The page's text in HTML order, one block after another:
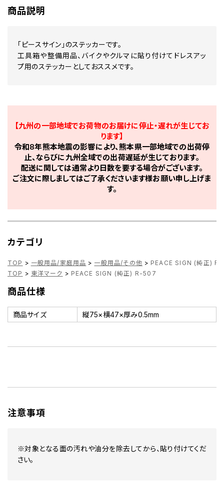
商品説明
「ピースサイン」のステッカーです。
工具箱や整備用品、バイクやクルマに貼り付けてドレスアッ
プ用のステッカーとしておススメです。
【九州の一部地域でお荷物のお届けに停止・遅れが生じてお
ります】
令和8年熊本地震の影響により、熊本県一部地域での出荷停
止、ならびに九州全域での出荷遅延が生じております。
配送に関しては通常より日数を要する場合がございます。
ご注文に際しましてはご了承くださいます様お願い申し上げま
す。
カテゴリ
TOP > 一般用品/家庭用品 > 一般用品/その他 > PEACE SIGN (純正)
TOP > 東洋マーク > PEACE SIGN (純正) R-507
商品仕様
商品サイズ 縦75×横47×厚み0.5mm
注意事項
※対象となる面の汚れや油分を除去してから、貼り付けてくだ
さい。